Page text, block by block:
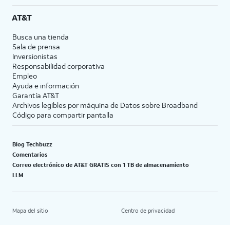
AT&T
Busca una tienda
Sala de prensa
Inversionistas
Responsabilidad corporativa
Empleo
Ayuda e información
Garantía AT&T
Archivos legibles por máquina de Datos sobre Broadband
Código para compartir pantalla
Blog Techbuzz
Comentarios
Correo electrónico de AT&T GRATIS con 1 TB de almacenamiento
LLM
Mapa del sitio Centro de privacidad